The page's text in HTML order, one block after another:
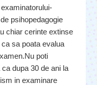
psihopedagogie
chiar cerinte extinse
sa poata evalua
poti
dupa 30 de ani la
in examinare